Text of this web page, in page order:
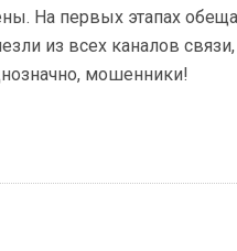
На первых этапах
из всех каналов
мошенники!